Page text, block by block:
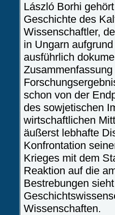
László Borhi
Geschichte des
Wissenschaftler,
in Ungarn
ausführlich
schon von der
des sowjetischen
wirtschaftlichen
äußerst lebhafte
Konfrontation
Krieges mit dem
Reaktion auf die
Bestrebungen
Wissenschaften.